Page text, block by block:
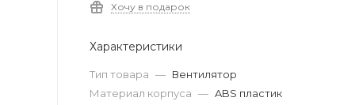
Хочу в подарок
Характеристики
Тип товара — Вентилятор
Материал корпуса — ABS пластик